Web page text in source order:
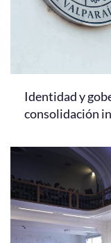
Identidad y
consolidación